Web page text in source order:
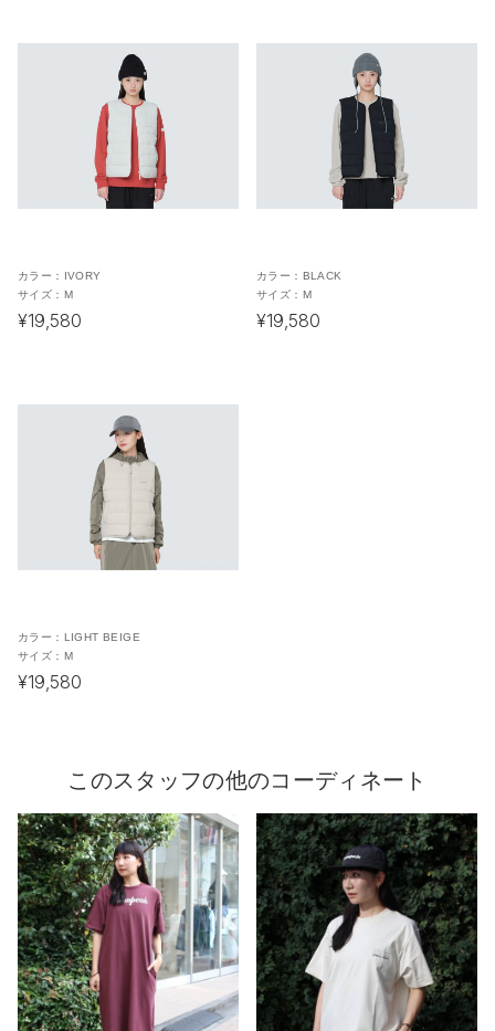
カラー： IVORY
サイズ： M
¥19,580
カラー： BLACK
サイズ： M
¥19,580
カラー： LIGHT BEIGE
サイズ： M
¥19,580
このスタッフの他のコーディネート